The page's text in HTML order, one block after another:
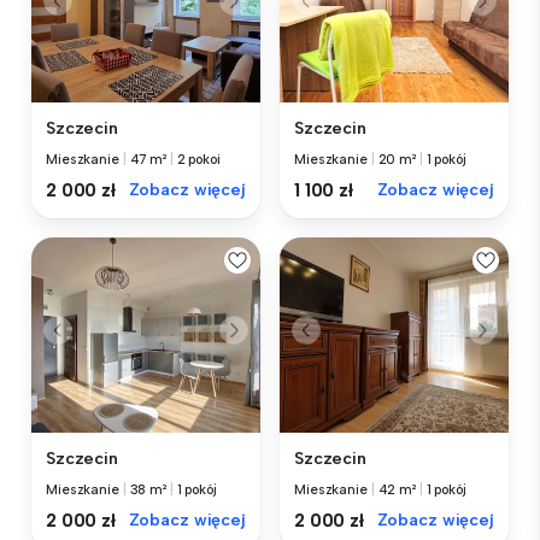
Szczecin
Mieszkanie 47 m² 2 pokoi
2 000 zł Zobacz więcej
Szczecin
Mieszkanie 20 m² 1 pokój
1 100 zł Zobacz więcej
Szczecin
Mieszkanie 38 m² 1 pokój
2 000 zł Zobacz więcej
Szczecin
Mieszkanie 42 m² 1 pokój
2 000 zł Zobacz więcej